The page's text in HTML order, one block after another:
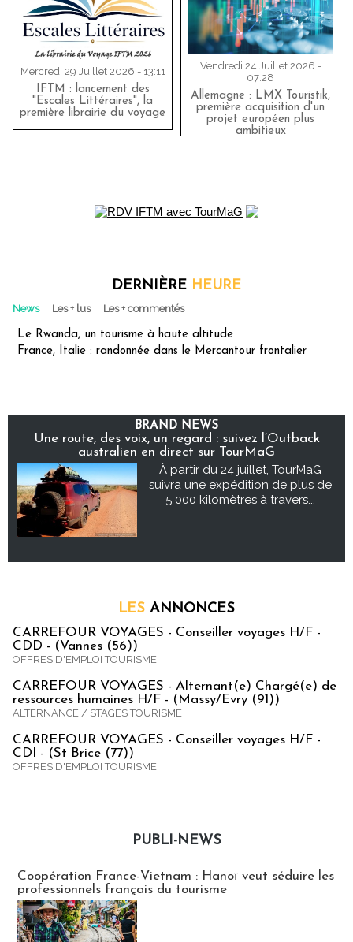
Mercredi 29 Juillet 2026 - 13:11
IFTM : lancement des
"Escales Littéraires", la
première librairie du voyage
Vendredi 24 Juillet 2026 -
07:28
Allemagne : LMX Touristik,
première acquisition d'un
projet européen plus
ambitieux
DERNIÈRE HEURE
News Les + lus Les + commentés
Le Rwanda, un tourisme à haute altitude
France, Italie : randonnée dans le Mercantour frontalier
BRAND NEWS
Une route, des voix, un regard : suivez l’Outback
australien en direct sur TourMaG
À partir du 24 juillet, TourMaG
suivra une expédition de plus de
5 000 kilomètres à travers...
LES ANNONCES
CARREFOUR VOYAGES - Conseiller voyages H/F -
CDD - (Vannes (56))
OFFRES D'EMPLOI TOURISME
CARREFOUR VOYAGES - Alternant(e) Chargé(e) de
ressources humaines H/F - (Massy/Evry (91))
ALTERNANCE / STAGES TOURISME
CARREFOUR VOYAGES - Conseiller voyages H/F -
CDI - (St Brice (77))
OFFRES D'EMPLOI TOURISME
PUBLI-NEWS
Coopération France-Vietnam : Hanoï veut séduire les
professionnels français du tourisme